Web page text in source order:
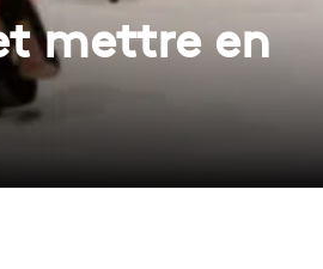
mettre en